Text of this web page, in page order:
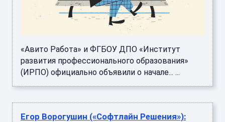
«Авито Работа» и ФГБОУ ДПО «Институт
развития профессионального образования»
(ИРПО) официально объявили о начале... ...
Егор Ворогушин («Софтлайн Решения»):